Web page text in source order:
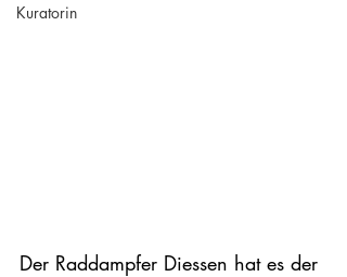
Kuratorin
Der Raddampfer Diessen hat es der